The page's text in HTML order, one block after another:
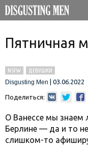
Пятничная
NSFW
ДЕВУШКИ
Disgusting Men
03.06.2022
Поделиться:
О Ванессе мы знаем
Берлине — да и то
слишком-то